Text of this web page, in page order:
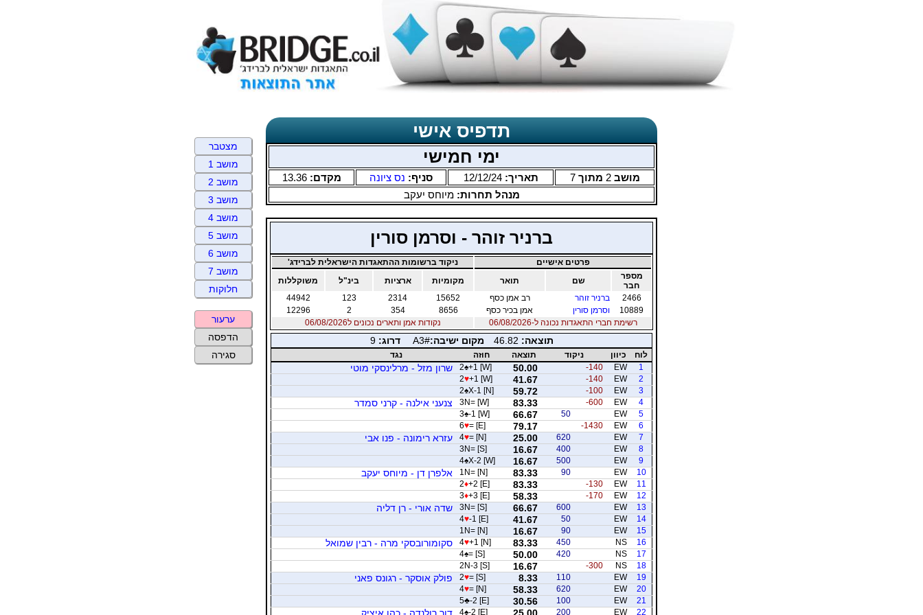
תדפיס אישי
ימי חמישי
מושב2 מתוך7 תאריך:12/12/24 סניף: נס ציונה מקדם:13.36
מנהל תחרות:מיוחס יעקב
ברניר זוהר - וסרמן סורין
פרטים אישיים
ניקוד ברשומות ההתאגדות הישראלית לברידג'
מספר
חבר
שם תואר מקומיות ארציות בינ"ל
משוקללות
2466
ברניר זוהר רב אמן כסף 15652
2314
123
44942
10889
וסרמן סורין אמן בכיר כסף 8656
354
2
12296
רשימת חברי התאגדות נכונה ל-06/08/2026
נקודות אמן ותארים נכונים ל06/08/2026
תוצאה: 46.82 מקום ישיבה:A3# דרוג:9
לוח כיוון ניקוד תוצאה חוזה
נגד
1
EW
-140
50.00
2♠+1 [W] שרון מזל - מרלינסקי מוטי
2
EW
-140
41.67
2♥+1 [W]
3
EW
-100
59.72
2♠X-1 [N]
4
EW
-600
83.33
3N= [W] צנעני אילנה - קרני סמדר
5
EW
50
66.67
3♠-1 [W]
6
EW
-1430
79.17
6♥= [E]
7
EW
620
25.00
4♥= [N] עזרא רימונה - פנו אבי
8
EW
400
16.67
3N= [S]
9
EW
500
16.67
4♠X-2 [W]
10
EW
90
83.33
1N= [N] אלפרן דן - מיוחס יעקב
11
EW
-130
83.33
2♦+2 [E]
12
EW
-170
58.33
3♦+3 [E]
13
EW
600
66.67
3N= [S] שדה אורי - רן דליה
14
EW
50
41.67
4♥-1 [E]
15
EW
90
16.67
1N= [N]
16
NS
450
83.33
4♥+1 [N] סקומורובסקי מרה - רבין שמואל
17
NS
420
50.00
4♠= [S]
18
NS
-300
16.67
2N-3 [S]
19
EW
110
8.33
2♥= [S] פולק אוסקר - רגונס פאני
20
EW
620
58.33
4♥= [N]
21
EW
100
30.56
5♣-2 [E]
22
EW
200
25.00
4♠-2 [E] דור רולנדה - כהן איציק
מצטבר
מושב 1
מושב 2
מושב 3
מושב 4
מושב 5
מושב 6
מושב 7
חלוקות
ערעור
הדפסה
סגירה